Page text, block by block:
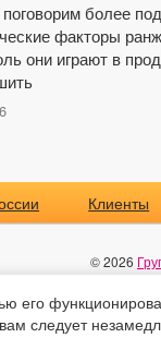
более
факторы
они играют в
Клиенты
© 2026
Условия
его
следует